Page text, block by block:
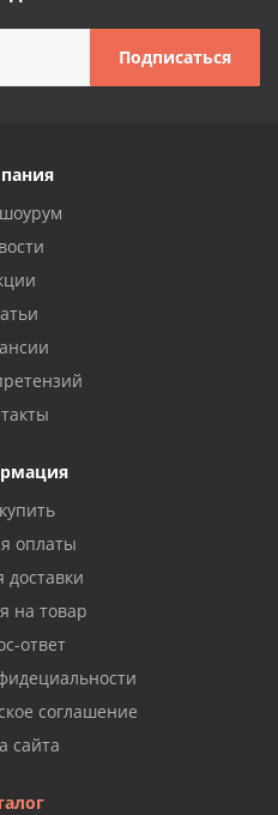
оплаты
доставки
на товар
ответ
соглашение
сайта